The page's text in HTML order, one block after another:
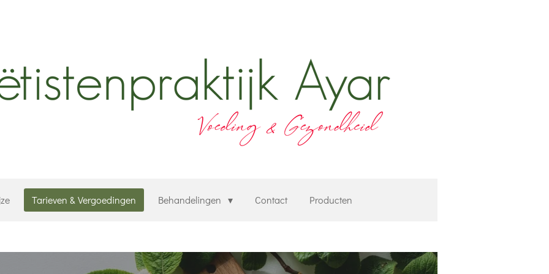
Tarieven & Vergoedingen Behandelingen Contact Producten